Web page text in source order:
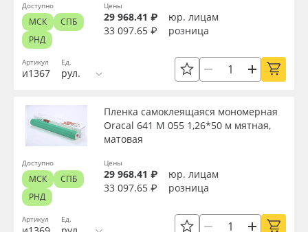
Артикул
и1367
Ед.
рул.
Цены
29 968.41 ₽
юр. лицам
33 097.65 ₽
розница
Доступно
МСК
СПБ
РНД
Артикул
Пленка самоклеящаяся мономерная
Oracal 641 M 055 1,26*50 м мятная,
матовая
Ед.
Цены
29 968.41 ₽
юр. лицам
33 097.65 ₽
розница
Доступно
МСК
СПБ
РНД